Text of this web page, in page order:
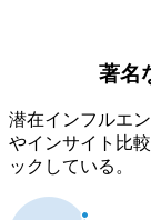
著名
潜在インフルエ
やインサイト比
ックしている。